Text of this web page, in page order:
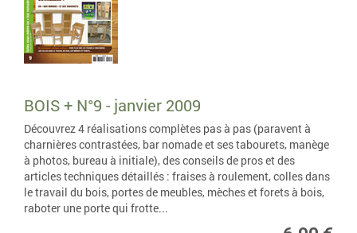
BOIS + N°9 - janvier 2009
Découvrez 4 réalisations complètes pas à pas (paravent à
charnières contrastées, bar nomade et ses tabourets, manège
à photos, bureau à initiale), des conseils de pros et des
articles techniques détaillés : fraises à roulement, colles dans
le travail du bois, portes de meubles, mèches et forets à bois,
raboter une porte qui frotte...